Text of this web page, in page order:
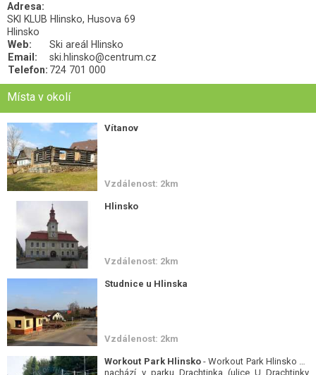
Adresa:
SKI KLUB Hlinsko, Husova 69
Hlinsko
Web:
Ski areál Hlinsko
Email:
ski.hlinsko@centrum.cz
Telefon: 724 701 000
Místa v okolí
Vítanov
Vzdálenost: 2km
Hlinsko
Vzdálenost: 2km
Studnice u Hlinska
Vzdálenost: 2km
Workout Park Hlinsko- Workout Park Hlinsko se
nachází v parku Drachtinka (ulice U Drachtinky